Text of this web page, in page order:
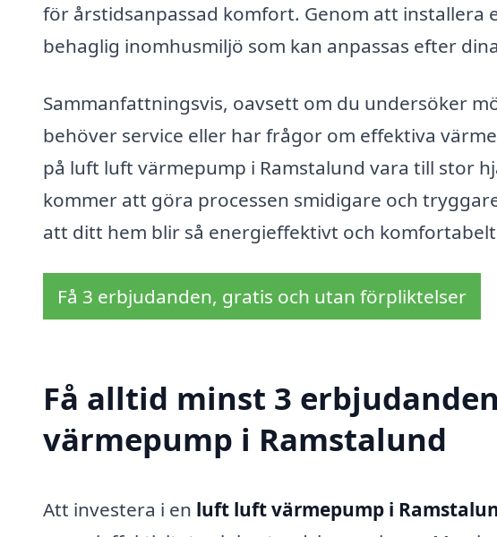
för årstidsanpassad komfort. Genom att installera
behaglig inomhusmiljö som kan anpassas efter
Sammanfattningsvis, oavsett om du undersöker
behöver service eller har frågor om effektiva
på luft luft värmepump i Ramstalund vara till stor
kommer att göra processen smidigare och
att ditt hem blir så energieffektivt och
Få 3 erbjudanden, gratis och utan förpliktelser
Få alltid minst 3
värmepump i Ramstalund
Att investera i en luft luft värmepump i